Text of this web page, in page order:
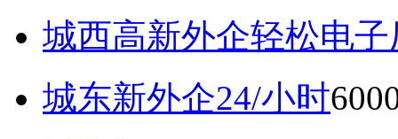
城西高新外企轻松电子
城东新外企24/小时